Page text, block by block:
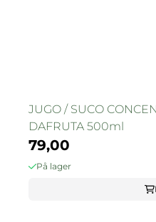
JUGO / SUCO
DAFRUTA 500ml
79,00
På lager